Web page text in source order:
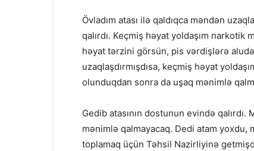
Övladım atası ilə qaldıqca məndən
qalırdı. Keçmiş həyat yoldaşım
həyat tərzini görsün, pis vərdişlərə
uzaqlaşdırmışdısa, keçmiş həyat
olunduqdan sonra da uşaq mənimlə
Gedib atasının dostunun evində
mənimlə qalmayacaq. Dedi atam yoxdu,
toplamaq üçün Təhsil Nazirliyinə